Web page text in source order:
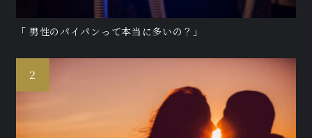
「 男性のパイパンって本当に多いの？」